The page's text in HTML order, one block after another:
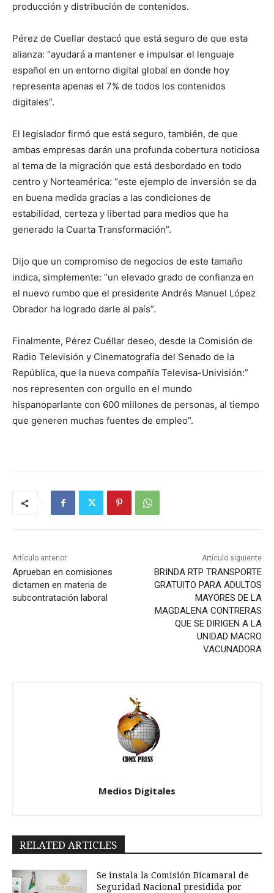
producción y distribución de contenidos.
Pérez de Cuellar destacó que está seguro de que esta
alianza: “ayudará a mantener e impulsar el lenguaje
español en un entorno digital global en donde hoy
representa apenas el 7% de todos los contenidos
digitales”.
El legislador firmó que está seguro, también, de que
ambas empresas darán una profunda cobertura noticiosa
al tema de la migración que está desbordado en todo
centro y Norteamérica: “este ejemplo de inversión se da
en buena medida gracias a las condiciones de
estabilidad, certeza y libertad para medios que ha
generado la Cuarta Transformación”.
Dijo que un compromiso de negocios de este tamaño
indica, simplemente: “un elevado grado de confianza en
el nuevo rumbo que el presidente Andrés Manuel López
Obrador ha logrado darle al país”.
Finalmente, Pérez Cuéllar deseo, desde la Comisión de
Radio Televisión y Cinematografía del Senado de la
República, que la nueva compañía Televisa-Univisión:”
nos representen con orgullo en el mundo
hispanoparlante con 600 millones de personas, al tiempo
que generen muchas fuentes de empleo”.
Artículo anterior
Aprueban en comisiones
dictamen en materia de
subcontratación laboral
Artículo siguiente
BRINDA RTP TRANSPORTE
GRATUITO PARA ADULTOS
MAYORES DE LA
MAGDALENA CONTRERAS
QUE SE DIRIGEN A LA
UNIDAD MACRO
VACUNADORA
Medios Digitales
RELATED ARTICLES
Se instala la Comisión Bicamaral de
Seguridad Nacional presidida por